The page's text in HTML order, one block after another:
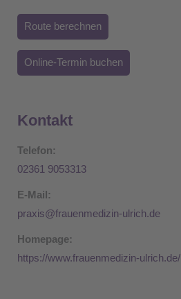
Route berechnen
Online-Termin buchen
Kontakt
Telefon:
02361 9053313
E-Mail:
praxis@frauenmedizin-ulrich.de
Homepage:
https://www.frauenmedizin-ulrich.de/